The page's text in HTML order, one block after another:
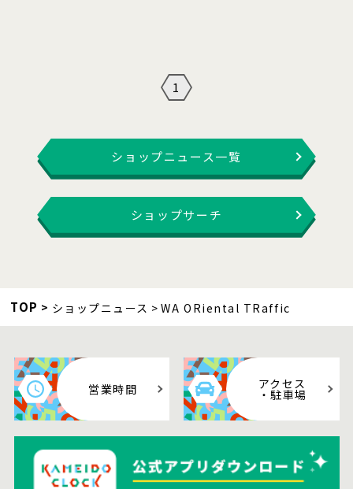
1
ショップニュース一覧
ショップサーチ
TOP ショップニュース WA ORiental TRaffic
営業時間 アクセス
・駐車場